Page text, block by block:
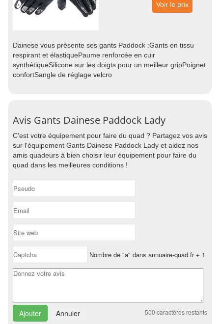
Voir le prix
Dainese vous présente ses gants Paddock :Gants en tissu
respirant et élastiquePaume renforcée en cuir
synthétiqueSilicone sur les doigts pour un meilleur gripPoignet
confortSangle de réglage velcro
Avis Gants Dainese Paddock Lady
C'est votre équipement pour faire du quad ? Partagez vos avis
sur l'équipement Gants Dainese Paddock Lady et aidez nos
amis quadeurs à bien choisir leur équipement pour faire du
quad dans les meilleures conditions !
Nombre de "a" dans annuaire-quad.fr + 1
Annuler 500 caractères restants